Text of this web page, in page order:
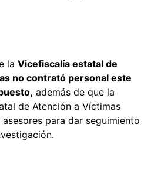
la Vicefiscalía estatal de
no contrató personal este
además de que la
de Atención a Víctimas
para dar seguimiento